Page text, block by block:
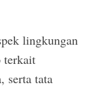
lingkungan
terkait
serta tata